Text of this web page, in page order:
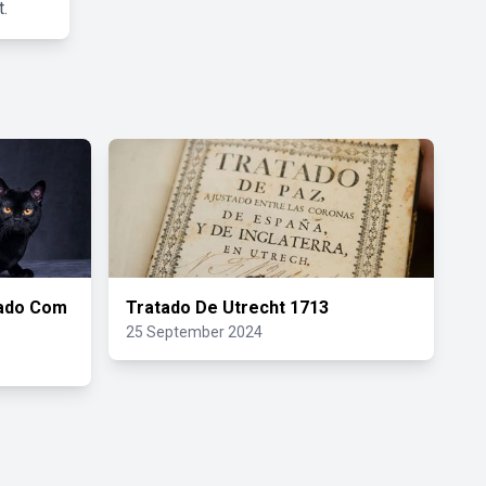
Com
Tratado De Utrecht 1713
25 September 2024